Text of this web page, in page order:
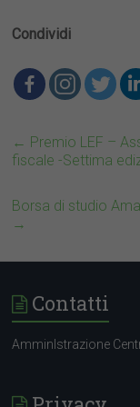
Condividi
← Premio LEF –
fiscale -Settima
Borsa di studio
→
Contatti
AmminIstrazione